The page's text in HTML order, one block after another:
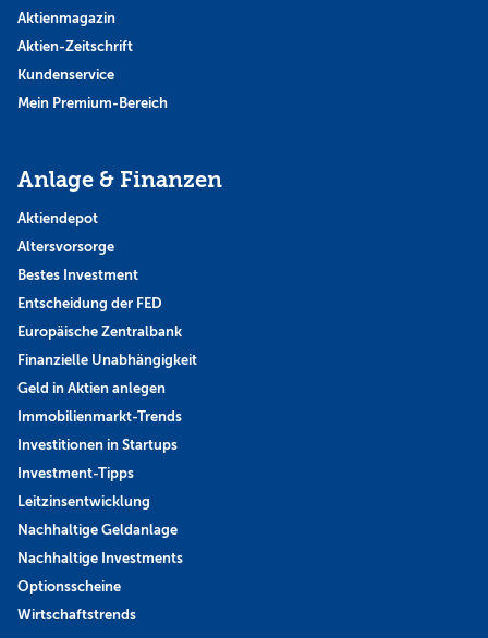
Aktienmagazin
Aktien-Zeitschrift
Kundenservice
Mein Premium-Bereich
Anlage & Finanzen
Aktiendepot
Altersvorsorge
Bestes Investment
Entscheidung der FED
Europäische Zentralbank
Finanzielle Unabhängigkeit
Geld in Aktien anlegen
Immobilienmarkt-Trends
Investitionen in Startups
Investment-Tipps
Leitzinsentwicklung
Nachhaltige Geldanlage
Nachhaltige Investments
Optionsscheine
Wirtschaftstrends